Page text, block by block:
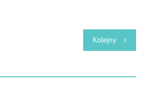
Kolejny